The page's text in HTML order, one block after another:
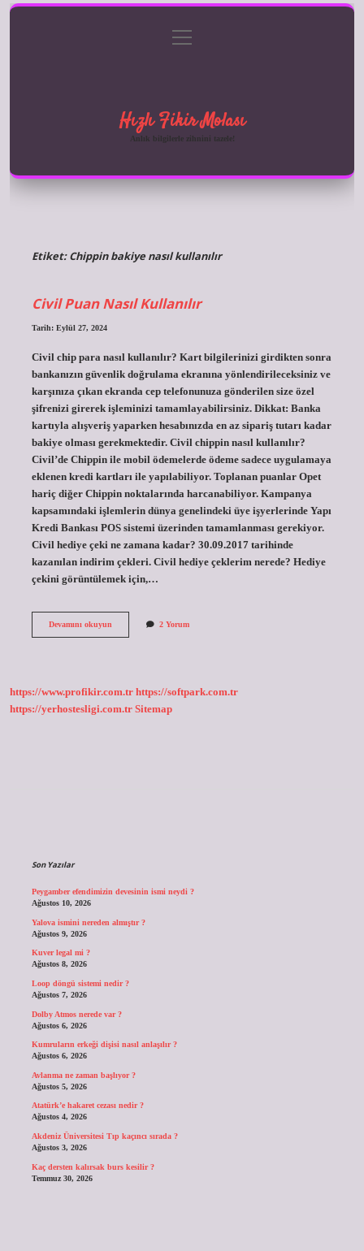
Gizlilik Politikası
menüyü
aç
Hızlı Fikir Molası
Anlık bilgilerle zihnini tazele!
Etiket:Chippin bakiye nasıl kullanılır
Civil Puan Nasıl Kullanılır
Tarih: Eylül 27, 2024
Civil chip para nasıl kullanılır? Kart bilgilerinizi girdikten sonra
bankanızın güvenlik doğrulama ekranına yönlendirileceksiniz ve
karşınıza çıkan ekranda cep telefonunuza gönderilen size özel
şifrenizi girerek işleminizi tamamlayabilirsiniz. Dikkat: Banka
kartıyla alışveriş yaparken hesabınızda en az sipariş tutarı kadar
bakiye olması gerekmektedir. Civil chippin nasıl kullanılır?
Civil’de Chippin ile mobil ödemelerde ödeme sadece uygulamaya
eklenen kredi kartları ile yapılabiliyor. Toplanan puanlar Opet
hariç diğer Chippin noktalarında harcanabiliyor. Kampanya
kapsamındaki işlemlerin dünya genelindeki üye işyerlerinde Yapı
Kredi Bankası POS sistemi üzerinden tamamlanması gerekiyor.
Civil hediye çeki ne zamana kadar? 30.09.2017 tarihinde
kazanılan indirim çekleri. Civil hediye çeklerim nerede? Hediye
çekini görüntülemek için,…
Devamını okuyunCivil
2 Yorum
https://www.profikir.com.tr https://softpark.com.tr
https://yerhostesligi.com.tr Sitemap
Son Yazılar
Peygamber efendimizin devesinin ismi neydi ?
Ağustos 10, 2026
Yalova ismini nereden almıştır ?
Ağustos 9, 2026
Kuver legal mi ?
Ağustos 8, 2026
Loop döngü sistemi nedir ?
Ağustos 7, 2026
Dolby Atmos nerede var ?
Ağustos 6, 2026
Kumruların erkeği dişisi nasıl anlaşılır ?
Ağustos 6, 2026
Avlanma ne zaman başlıyor ?
Ağustos 5, 2026
Atatürk’e hakaret cezası nedir ?
Ağustos 4, 2026
Akdeniz Üniversitesi Tıp kaçıncı sırada ?
Ağustos 3, 2026
Kaç dersten kalırsak burs kesilir ?
Temmuz 30, 2026